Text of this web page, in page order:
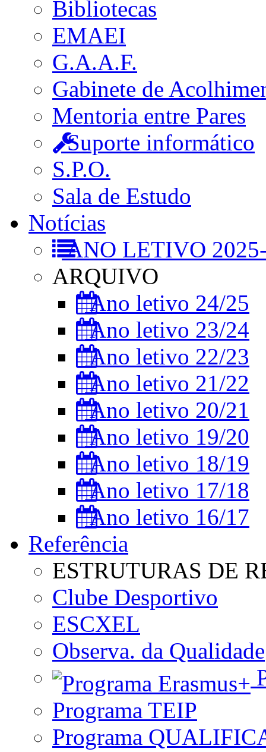
Bibliotecas
EMAEI
G.A.A.F.
Gabinete de
Mentoria entre Pares
Suporte informático
S.P.O.
Sala de Estudo
Notícias
ANO LETIVO
ARQUIVO
Ano letivo 24/25
Ano letivo 23/24
Ano letivo 22/23
Ano letivo 21/22
Ano letivo 20/21
Ano letivo 19/20
Ano letivo 18/19
Ano letivo 17/18
Ano letivo 16/17
Referência
ESTRUTURAS DE
Clube Desportivo
ESCXEL
Observa. da Qualidade
Programa TEIP
Programa